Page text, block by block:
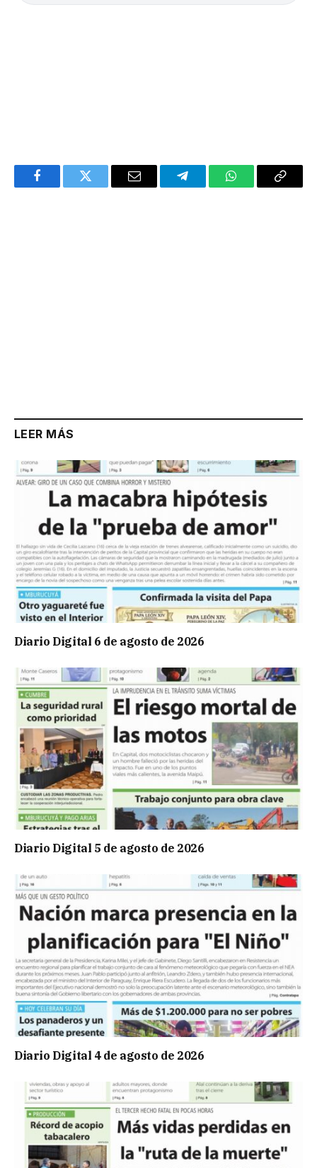
FacebookTwitter Email TelegramWhatsAppCopy
LEER MÁS
Diario Digital 6 de agosto de 2026
Diario Digital 5 de agosto de 2026
Diario Digital 4 de agosto de 2026